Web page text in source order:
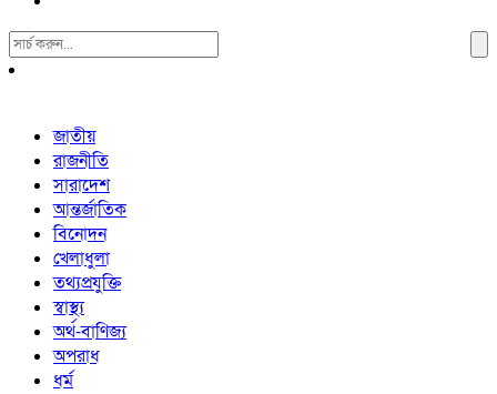
Search
For:
জাতীয়
রাজনীতি
সারাদেশ
আন্তর্জাতিক
বিনোদন
খেলাধুলা
তথ্যপ্রযুক্তি
স্বাস্থ্য
অর্থ-বাণিজ্য
অপরাধ
ধর্ম